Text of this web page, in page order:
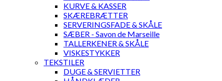
KURVE & KASSER
SKÆREBRÆTTER
SERVERINGSFADE & SKÅLE
SÆBER - Savon de Marseille
TALLERKENER & SKÅLE
VISKESTYKKER
TEKSTILER
DUGE & SERVIETTER